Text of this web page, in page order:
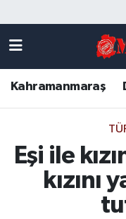
Kahramanmaraş
Eşi ile
kızını
ONİKİŞUBAT
ÖZEL HABER
Süper Lig Puan
Tüm Manşetler